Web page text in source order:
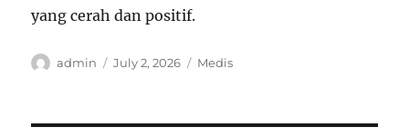
yang cerah dan positif.
Author
admin
Posted
July 2, 2026 Categories
Medis